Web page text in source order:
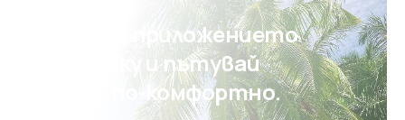
Свали приложението
на eSky и пътувай
още по-комфортно.